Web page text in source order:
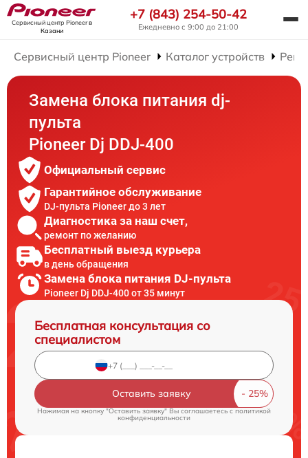
Сервисный центр Pioneerв
Казани
+7 (843) 254-50-42
Ежедневно с 9:00 до 21:00
Сервисный центр Pioneer Каталог устройств
Замена блока питания dj-
пульта
Pioneer Dj DDJ-400
Официальный сервис
Гарантийное обслуживание
DJ-пульта Pioneer до 3 лет
Диагностика за наш счет,
ремонт по желанию
Бесплатный выезд курьера
в день обращения
Замена блока питания DJ-пульта
Pioneer Dj DDJ-400 от 35 минут
Бесплатная консультация со
специалистом
Оставить заявку
Нажимая на кнопку "Оставить заявку" Вы соглашаетесь c политикой
конфиденциальности